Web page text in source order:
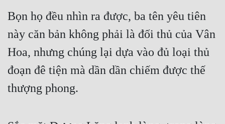
Đam Mỹ
Đẹp Hiệp
Tính Cách Nhân Vật :
Bọn họ đều nhìn ra được, ba tên yêu tiên
này căn bản không phải là đối thủ của Vân
Hoa, nhưng chúng lại dựa vào đủ loại thủ
đoạn đê tiện mà dần dần chiếm được thế
thượng phong.